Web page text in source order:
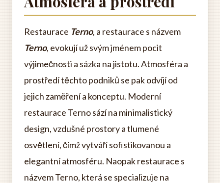
Restaurace Terno, a restaurace s názvem
Terno, evokují už svým jménem pocit
výjimečnosti a sázka na jistotu. Atmosféra a
prostředí těchto podniků se pak odvíjí od
jejich zaměření a konceptu. Moderní
restaurace Terno sází na minimalistický
design, vzdušné prostory a tlumené
osvětlení, čímž vytváří sofistikovanou a
elegantní atmosféru. Naopak restaurace s
názvem Terno, která se specializuje na